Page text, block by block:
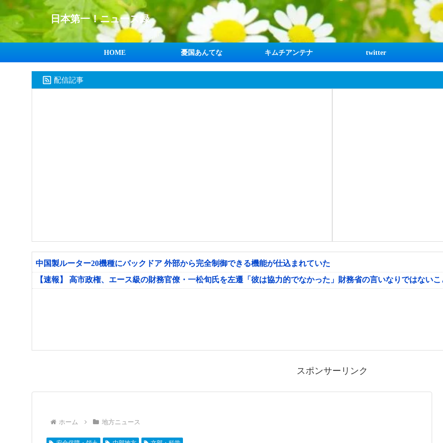
日本第一！ニュース録
HOME 憂国あんてな キムチアンテナ twitter
配信記事
中国製ルーター20機種にバックドア 外部から完全制御できる機能が仕込まれていた
【速報】 高市政権、エース級の財務官僚・一松旬氏を左遷「彼は協力的でなかった」財務省の言いなりではない
スポンサーリンク
ホーム 地方ニュース